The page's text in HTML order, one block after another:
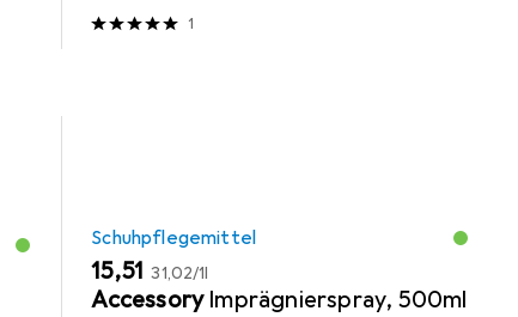
1
Schuhpflegemittel
EUR
15,51 EUR
31,02/1l
Accessory Imprägnierspray, 500ml